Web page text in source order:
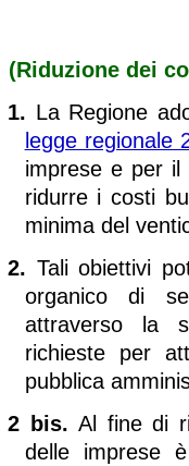
(Riduzione dei
1. La Regione
legge regionale
imprese e per il
ridurre i costi
minima del
2. Tali obiettivi
organico di
attraverso la
richieste per
pubblica
2 bis.Al fine di
delle imprese